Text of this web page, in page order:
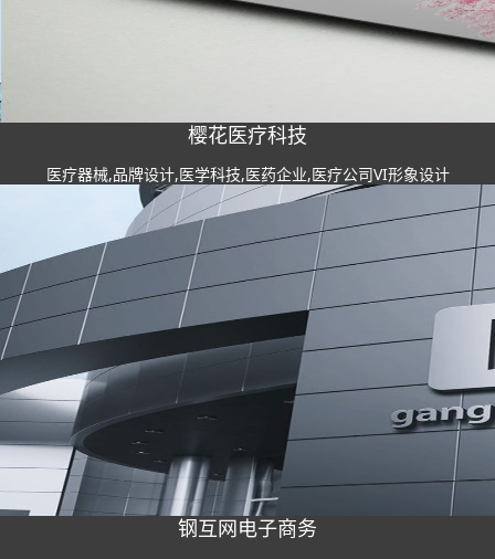
樱花医疗科技
医疗器械,品牌设计,医学科技,医药企业,医疗公司VI形象设计
钢互网电子商务